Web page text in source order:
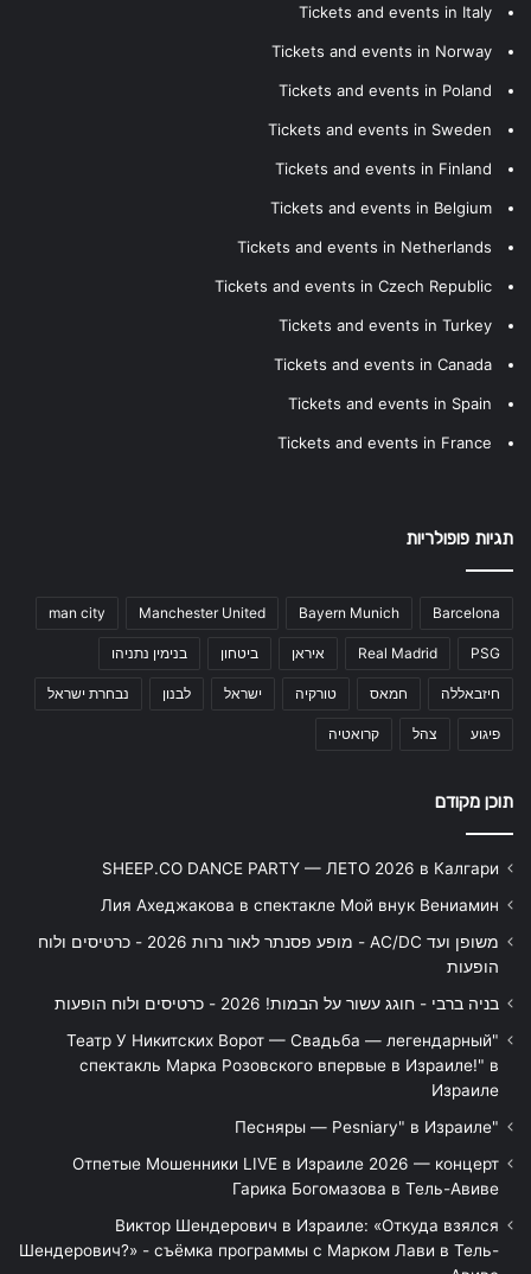
Tickets and events in Italy
Tickets and events in Norway
Tickets and events in Poland
Tickets and events in Sweden
Tickets and events in Finland
Tickets and events in Belgium
Tickets and events in Netherlands
Tickets and events in Czech Republic
Tickets and events in Turkey
Tickets and events in Canada
Tickets and events in Spain
Tickets and events in France
תגיות פופולריות
Barcelona
Bayern Munich
Manchester United
man city
PSG
Real Madrid איראן ביטחון בנימין נתניהו
חיזבאללה חמאס טורקיה ישראל לבנון נבחרת ישראל
פיגוע צהל קרואטיה
תוכן מקודם
SHEEP.CO DANCE PARTY — ЛЕТО 2026 в Калгари
Лия Ахеджакова в спектакле Мой внук Вениамин
משופן ועד AC/DC - מופע פסנתר לאור נרות 2026 - כרטיסים ולוח
הופעות
בניה ברבי - חוגג עשור על הבמות! 2026 - כרטיסים ולוח הופעות
"Театр У Никитских Ворот — Свадьба — легендарный
спектакль Марка Розовского впервые в Израиле!" в
Израиле
"Песняры — Pesniary" в Израиле
Отпетые Мошенники LIVE в Израиле 2026 — концерт
Гарика Богомазова в Тель-Авиве
Виктор Шендерович в Израиле: «Откуда взялся
Шендерович?» - съёмка программы с Марком Лави в Тель-